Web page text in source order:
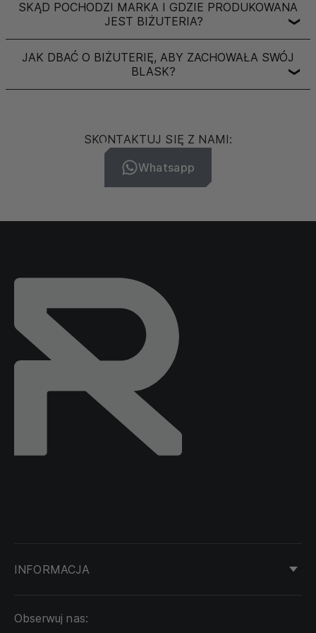
SKĄD POCHODZI MARKA I GDZIE PRODUKOWANA
JEST BIŻUTERIA?
❯
JAK DBAĆ O BIŻUTERIĘ, ABY ZACHOWAŁA SWÓJ
BLASK?
❯
SKONTAKTUJ SIĘ Z NAMI:
Whatsapp
INFORMACJA
DOSTAWA I PŁATNOŚĆ
Obserwuj nas: